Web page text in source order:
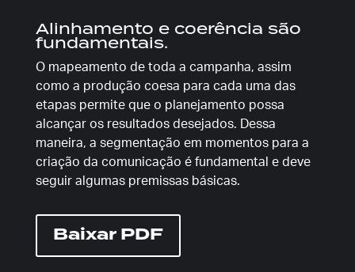
Alinhamento e coerência são
fundamentais.
O mapeamento de toda a campanha, assim
como a produção coesa para cada uma das
etapas permite que o planejamento possa
alcançar os resultados desejados. Dessa
maneira, a segmentação em momentos para a
criação da comunicação é fundamental e deve
seguir algumas premissas básicas.
Baixar PDF